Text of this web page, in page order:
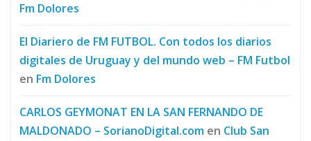
Fm Dolores
El Diariero de FM FUTBOL. Con todos los diarios
digitales de Uruguay y del mundo web – FM Futbol
en Fm Dolores
CARLOS GEYMONAT EN LA SAN FERNANDO DE
MALDONADO – SorianoDigital.com en Club San